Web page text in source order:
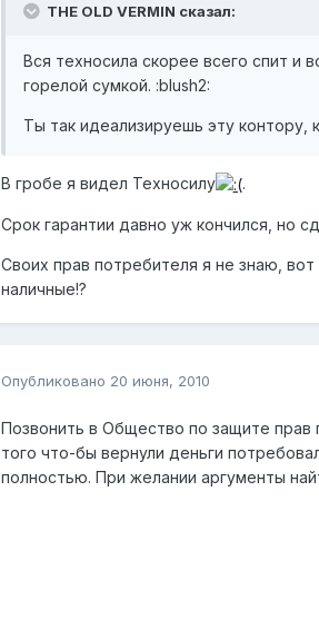
THE OLD VERMIN сказал:
Вся техносила скорее всего спит и
горелой сумкой. :blush2:
Ты так идеализируешь эту
В гробе я видел Техносилу .
Срок гарантии давно уж кончился, но
Своих прав потребителя я не знаю,
наличные!?
Опубликовано 20 июня, 2010
Позвонить в Общество по защите прав
того что-бы вернули деньги
полностью. При желании аргументы